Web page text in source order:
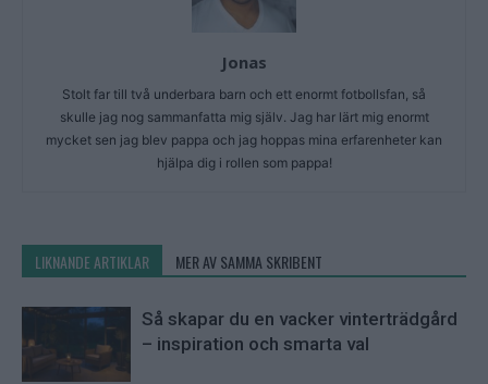
Jonas
Stolt far till två underbara barn och ett enormt fotbollsfan, så
skulle jag nog sammanfatta mig själv. Jag har lärt mig enormt
mycket sen jag blev pappa och jag hoppas mina erfarenheter kan
hjälpa dig i rollen som pappa!
LIKNANDE ARTIKLAR MER AV SAMMA SKRIBENT
Så skapar du en vacker vinterträdgård
– inspiration och smarta val